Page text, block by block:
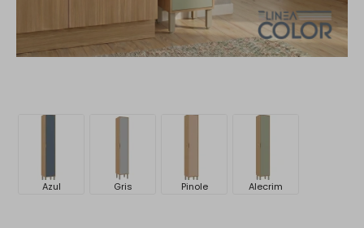
Azul Gris Pinole Alecrim